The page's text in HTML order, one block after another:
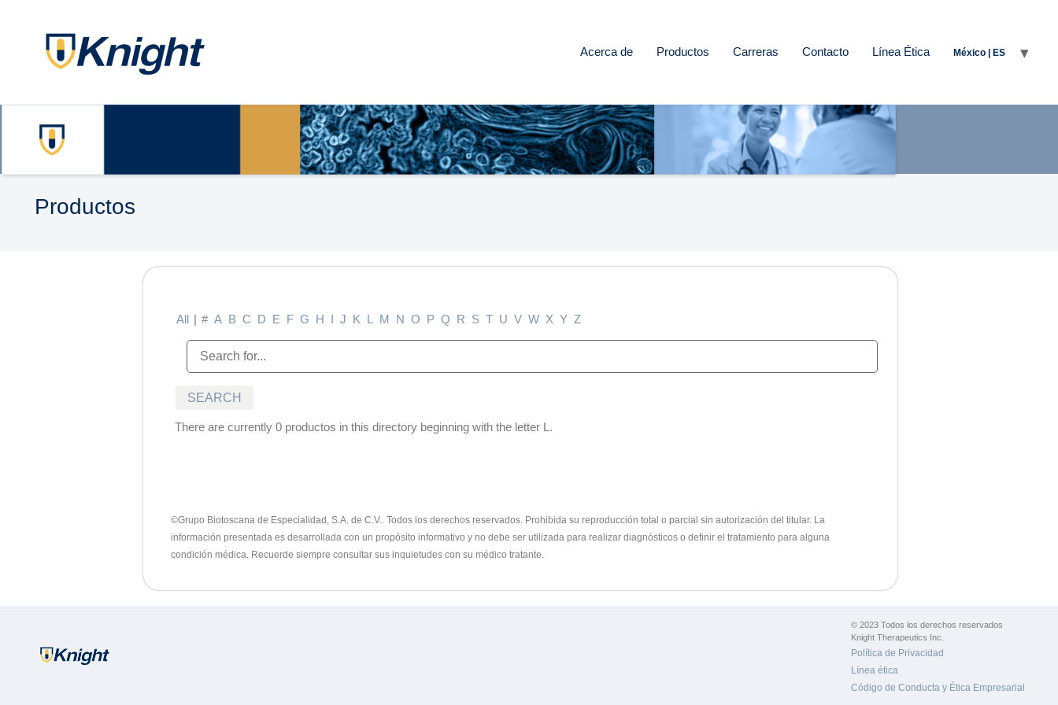
Acerca de Productos Carreras Contacto Línea Ética México | ES
Productos
All | # A B C D E F G H I J K L M N O P Q R S T U V W X Y Z
There are currently 0 productos in this directory beginning with the letter L.
©Grupo Biotoscana de Especialidad, S.A. de C.V.. Todos los derechos reservados. Prohibida su reproducción total o parcial sin autorización del titular. La
información presentada es desarrollada con un propósito informativo y no debe ser utilizada para realizar diagnósticos o definir el tratamiento para alguna
condición médica. Recuerde siempre consultar sus inquietudes con su médico tratante.
© 2023 Todos los derechos reservados
Knight Therapeutics Inc.
Política de Privacidad
Línea ética
Código de Conducta y Ética Empresarial